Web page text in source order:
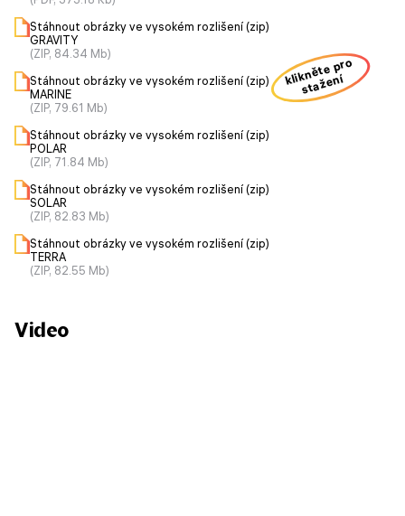
Stáhnout obrázky ve vysokém rozlišení (zip)
GRAVITY
(ZIP, 84.34 Mb)
Stáhnout obrázky ve vysokém rozlišení (zip)
MARINE
(ZIP, 79.61 Mb)
Stáhnout obrázky ve vysokém rozlišení (zip)
POLAR
(ZIP, 71.84 Mb)
Stáhnout obrázky ve vysokém rozlišení (zip)
SOLAR
(ZIP, 82.83 Mb)
Stáhnout obrázky ve vysokém rozlišení (zip)
TERRA
(ZIP, 82.55 Mb)
klikněte pro
stažení
Video